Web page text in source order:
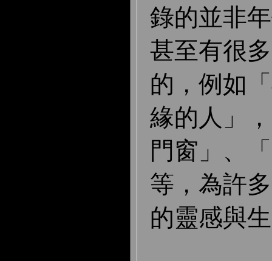
錄的並非
甚至有很
的，例如
緣的人」
門窗」、
等，為許
的靈感與